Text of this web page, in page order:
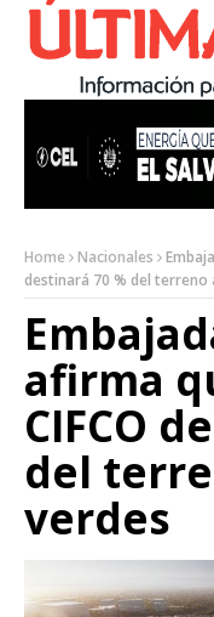
Home Nacionales
destinará 70 % del terreno
afirma
CIFCO
del
verdes